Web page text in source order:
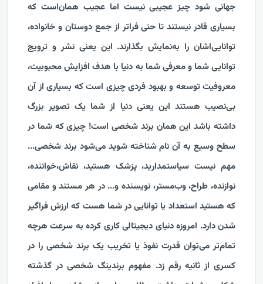
جهانی شود چیز عجیبی نیست اما عجیب همان‌است که
بسیاری قادر نیستند تا حتی فراتر از جمع دوستان و خانواده‌،
توانایی‌اشان را به‌نمایش بگذارند. این یعنی نشر و ترویج
توانایی شما و معرفی شما به دنیا با هدف افزایش محبوبیت،
معروفیت توسعه‌ و بهبود فردی چیزی است که بسیاری از آن
بی‌نصیب‌ هستند این یعنی دنیا از شما یک تصویر بزرگ
داشته باشد این همان برند شخصی است! چیزی که شما در
سطح وسیع به آن نام شناخته شوید می‌شود برند شخصی...
مهم نیست سیاستمدارید، پزشک هستید، نقاش،خواننده،
نوازنده، طراح، وب‌مستر، نویسنده و... در هر مستند و مقامی
که هستید استعداد یا توانایی در شما هست که ارزش فراگیر
شدن دارد. امروزه دنیای دیجیتالی کاری کرده به سرعت هرچه
تمام‌تر می‌توان قدرت نفوذ یا تخریب یک برند شخصی را در
کسری از ثانیه رقم زد. مفهوم برندینگ شخصی در گذشته